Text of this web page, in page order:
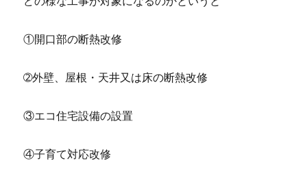
①開口部の断熱改修
➁外壁、屋根・天井又は床の断熱改修
③エコ住宅設備の設置
④子育て対応改修